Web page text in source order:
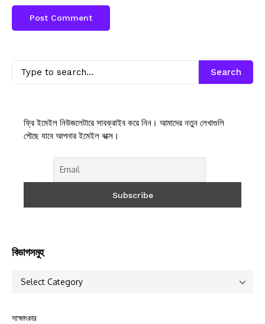
Search
ফ্রি ইমেইল নিউজলেটারে সাবক্রাইব করে নিন। আমাদের নতুন লেখাগুলি
পৌছে যাবে আপনার ইমেইল বক্সে।
বিভাগসমুহ
সাক্ষাৎকার